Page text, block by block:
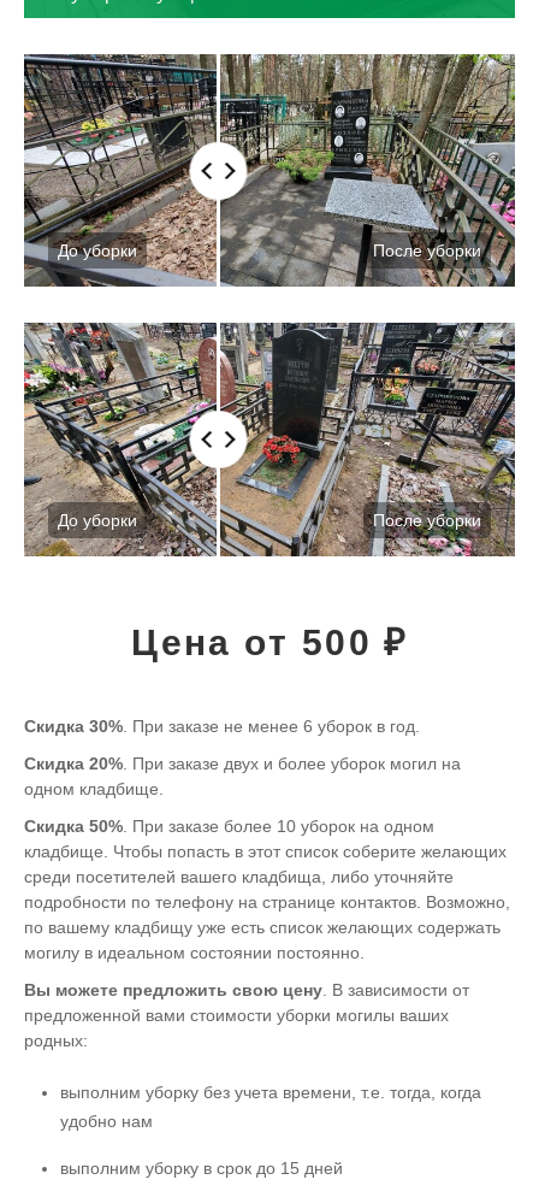
Цена от 500 ₽
Скидка 30% . При заказе не менее 6 уборок в год.
Скидка 20% . При заказе двух и более уборок могил на
одном кладбище.
Скидка 50% . При заказе более 10 уборок на одном
кладбище. Чтобы попасть в этот список соберите желающих
среди посетителей вашего кладбища, либо уточняйте
подробности по телефону на странице контактов. Возможно,
по вашему кладбищу уже есть список желающих содержать
могилу в идеальном состоянии постоянно.
Вы можете предложить свою цену . В зависимости от
предложенной вами стоимости уборки могилы ваших
родных:
выполним уборку без учета времени, т.е. тогда, когда
удобно нам
выполним уборку в срок до 15 дней